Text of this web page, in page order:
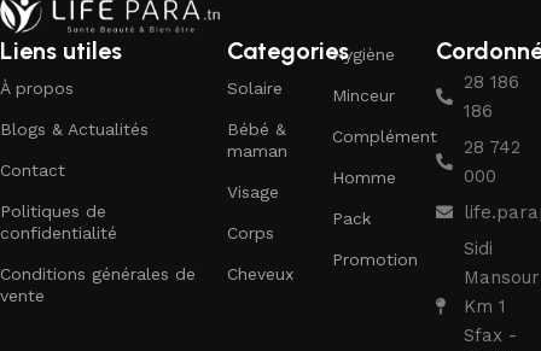
Liens utiles
À propos
Blogs & Actualités
Contact
Politiques de
confidentialité
Conditions générales de
vente
Categories
Solaire
Bébé &
maman
Visage
Corps
Cheveux
Hygiène
Minceur
Complément
Homme
Pack
Promotion
28 186
186
28 742
000
Sidi
Mansour
Km 1
Sfax -